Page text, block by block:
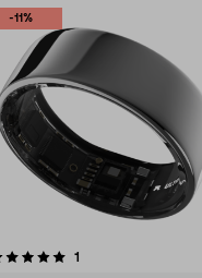
-11%
1
5.0 av 5 stjärnor